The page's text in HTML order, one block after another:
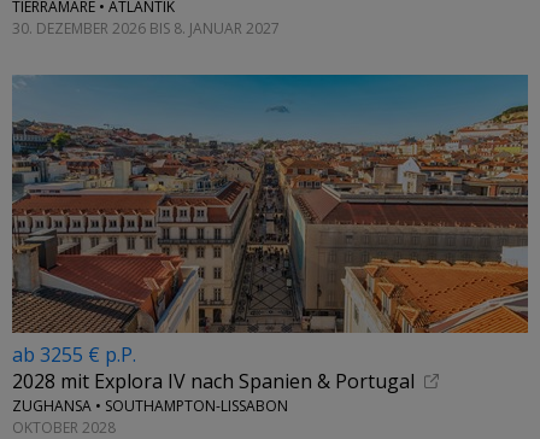
TIERRAMARE • ATLANTIK
30. DEZEMBER 2026 BIS 8. JANUAR 2027
ab 3255 € p.P.
2028 mit Explora IV nach Spanien & Portugal
ZUGHANSA • SOUTHAMPTON-LISSABON
OKTOBER 2028